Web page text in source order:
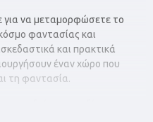
για να μεταμορφώσετε το
φαντασίας και
και πρακτικά
έναν χώρο που
τη φαντασία.